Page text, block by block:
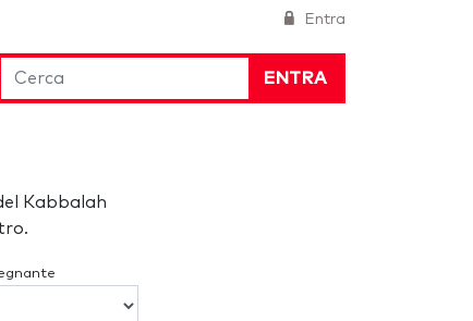
Entra
ENTRA
Kabbalah